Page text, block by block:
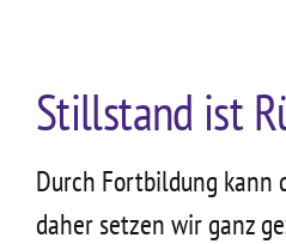
Stillstand ist
Durch Fortbildung
daher setzen wir ganz